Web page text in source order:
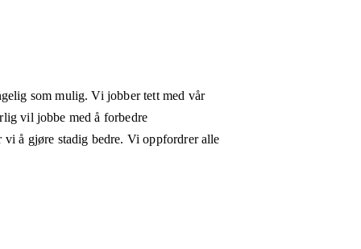
som mulig. Vi jobber tett med vår
vil jobbe med å forbedre
vi å gjøre stadig bedre. Vi oppfordrer alle